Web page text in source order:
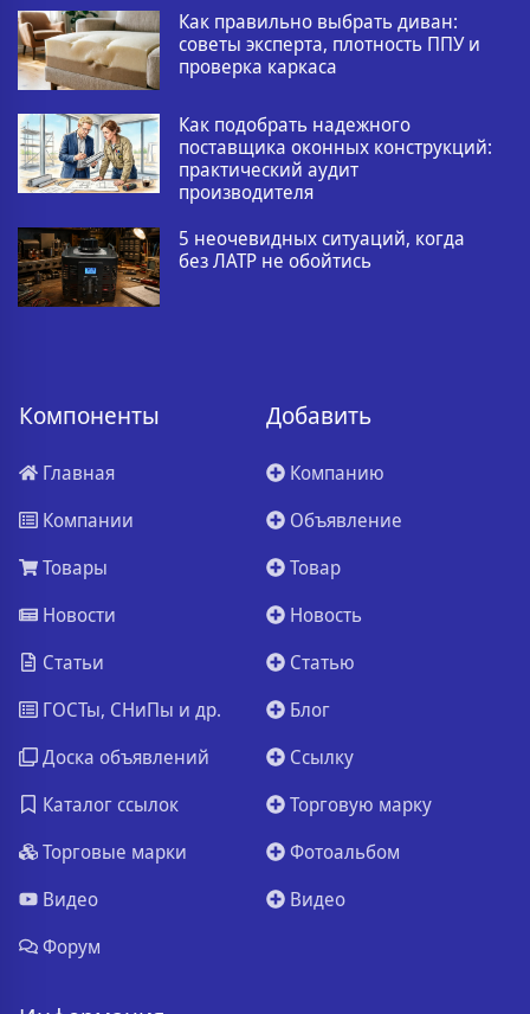
Как правильно выбрать диван:
советы эксперта, плотность ППУ и
проверка каркаса
Как подобрать надежного
поставщика оконных конструкций:
практический аудит
производителя
5 неочевидных ситуаций, когда
без ЛАТР не обойтись
Компоненты
Главная
Компании
Товары
Новости
Статьи
ГОСТы, СНиПы и др.
Доска объявлений
Каталог ссылок
Торговые марки
Видео
Форум
Добавить
Компанию
Объявление
Товар
Новость
Статью
Блог
Ссылку
Торговую марку
Фотоальбом
Видео